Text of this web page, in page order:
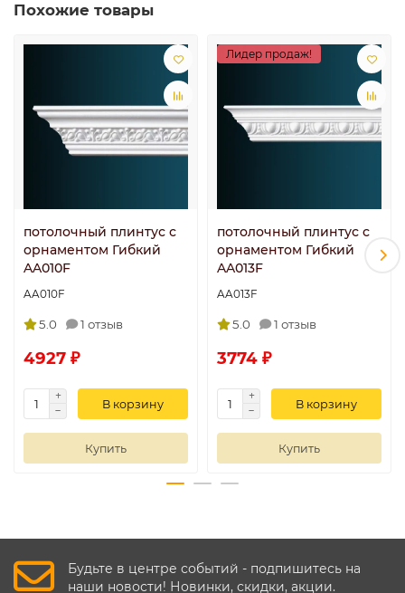
Похожие товары
потолочный плинтус с
орнаментом Гибкий
AA010F
AA010F
5.0 1 отзыв
4927 ₽
В корзину
Купить
Лидер продаж!
потолочный плинтус с
орнаментом Гибкий
AA013F
AA013F
5.0 1 отзыв
3774 ₽
В корзину
Купить
Будьте в центре событий - подпишитесь на
наши новости! Новинки, скидки, акции.